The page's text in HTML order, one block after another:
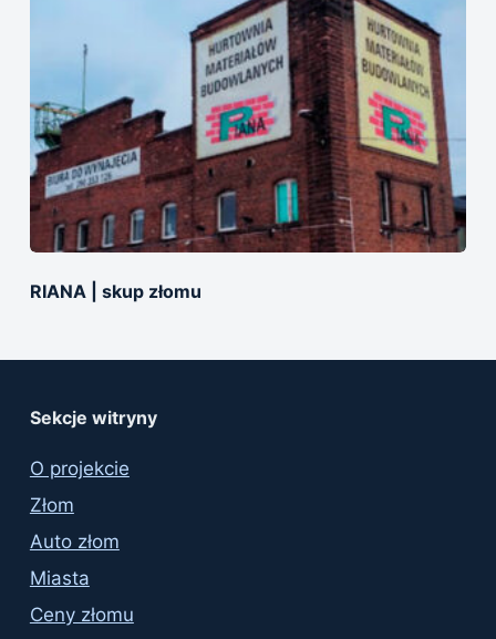
RIANA | skup złomu
Sekcje witryny
O projekcie
Złom
Auto złom
Miasta
Ceny złomu